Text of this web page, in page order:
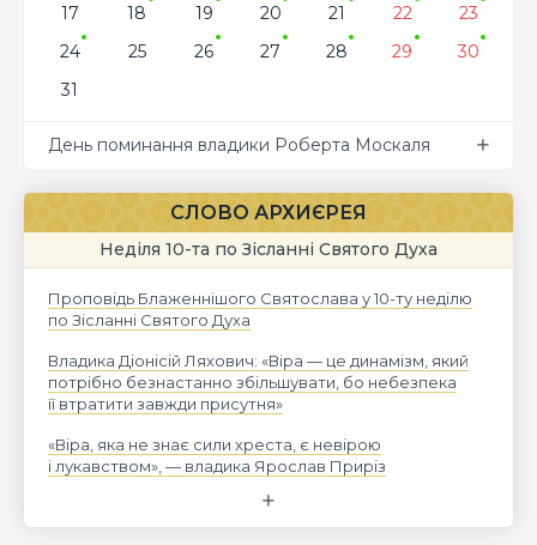
17
18 19 20 21 22
23
24
25 26 27 28 29
30
31
День поминання владики Роберта Москаля
СЛОВО АРХИЄРЕЯ
Неділя 10-та по Зісланні Святого Духа
Проповідь Блаженнішого Святослава у 10-ту неділю
по Зісланні Святого Духа
Владика Діонісій Ляхович: «Віра — це динамізм, який
потрібно безнастанно збільшувати, бо небезпека
її втратити завжди присутня»
«Віра, яка не знає сили хреста, є невірою
і лукавством», — владика Ярослав Приріз